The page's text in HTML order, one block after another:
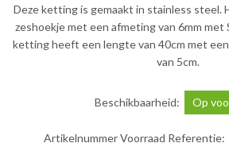
Deze ketting is gemaakt in stainless steel.
zeshoekje met een afmeting van 6mm
ketting heeft een lengte van 40cm met
van 5cm.
Beschikbaarheid: Op
Artikelnummer Voorraad Referentie: